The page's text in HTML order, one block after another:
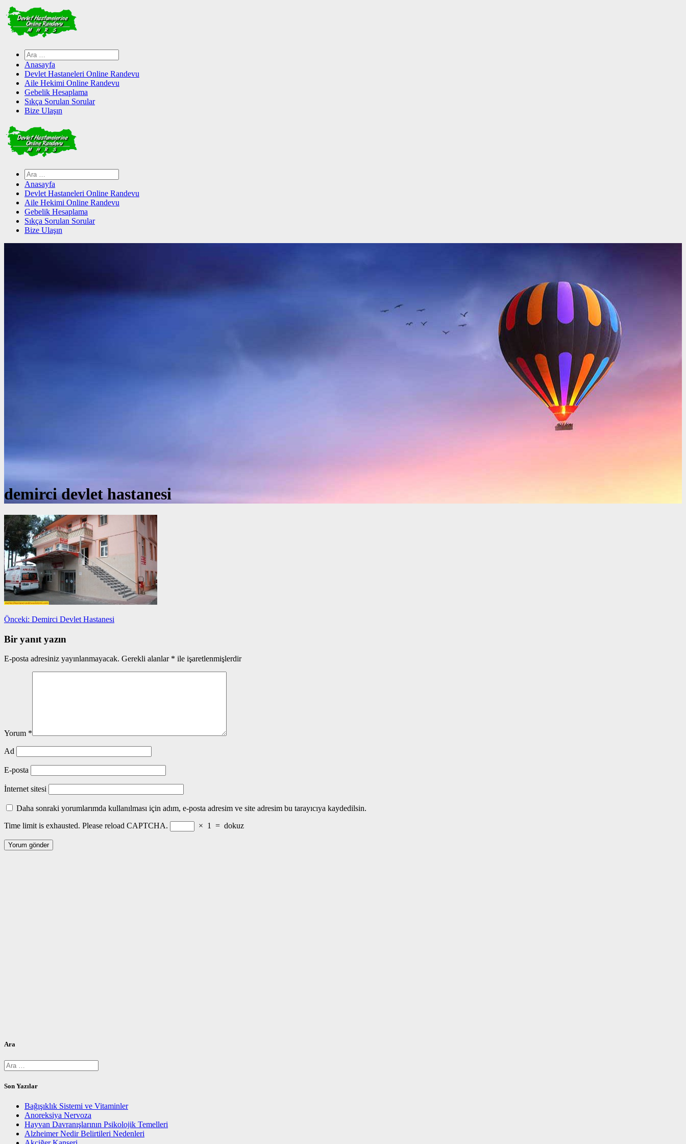
Skip
to
content
Arama:
Anasayfa
Devlet Hastaneleri Online Randevu
Aile Hekimi Online Randevu
Gebelik Hesaplama
Sıkça Sorulan Sorular
Bize Ulaşın
Arama:
Anasayfa
Devlet Hastaneleri Online Randevu
Aile Hekimi Online Randevu
Gebelik Hesaplama
Sıkça Sorulan Sorular
Bize Ulaşın
demirci devlet hastanesi
Yazı
gezinmesi
Önceki: Önceki
Demirci Devlet Hastanesi
Bir yanıt yazın
E-posta adresiniz yayınlanmayacak. Gerekli alanlar * ile işaretlenmişlerdir
Yorum *
Ad
E-posta
İnternet sitesi
Daha sonraki yorumlarımda kullanılması için adım, e-posta adresim ve site adresim bu tarayıcıya kaydedilsin.
Time limit is exhausted. Please reload CAPTCHA.
× 1 = dokuz
Ara
Arama:
Son Yazılar
Bağışıklık Sistemi ve Vitaminler
Anoreksiya Nervoza
Hayvan Davranışlarının Psikolojik Temelleri
Alzheimer Nedir Belirtileri Nedenleri